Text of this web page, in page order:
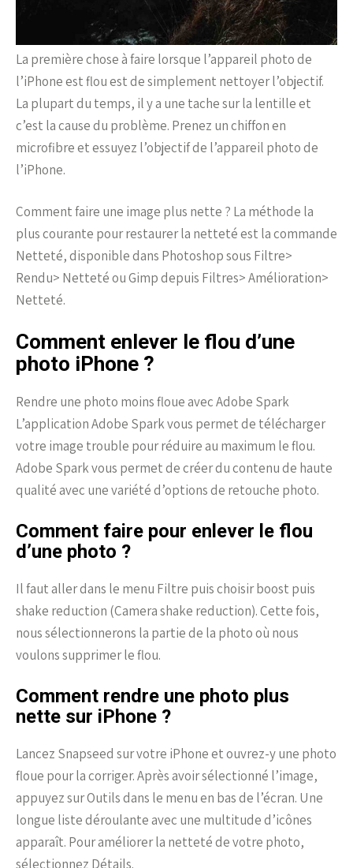
La première chose à faire lorsque l’appareil photo de
l’iPhone est flou est de simplement nettoyer l’objectif.
La plupart du temps, il y a une tache sur la lentille et
c’est la cause du problème. Prenez un chiffon en
microfibre et essuyez l’objectif de l’appareil photo de
l’iPhone.
Comment faire une image plus nette ? La méthode la
plus courante pour restaurer la netteté est la commande
Netteté, disponible dans Photoshop sous Filtre>
Rendu> Netteté ou Gimp depuis Filtres> Amélioration>
Netteté.
Comment enlever le flou d’une
photo iPhone ?
Rendre une photo moins floue avec Adobe Spark
L’application Adobe Spark vous permet de télécharger
votre image trouble pour réduire au maximum le flou.
Adobe Spark vous permet de créer du contenu de haute
qualité avec une variété d’options de retouche photo.
Comment faire pour enlever le flou
d’une photo ?
Il faut aller dans le menu Filtre puis choisir boost puis
shake reduction (Camera shake reduction). Cette fois,
nous sélectionnerons la partie de la photo où nous
voulons supprimer le flou.
Comment rendre une photo plus
nette sur iPhone ?
Lancez Snapseed sur votre iPhone et ouvrez-y une photo
floue pour la corriger. Après avoir sélectionné l’image,
appuyez sur Outils dans le menu en bas de l’écran. Une
longue liste déroulante avec une multitude d’icônes
apparaît. Pour améliorer la netteté de votre photo,
sélectionnez Détails.